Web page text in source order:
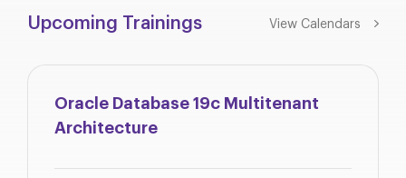
Upcoming Trainings View Calendars
Oracle Database 19c Multitenant
Architecture